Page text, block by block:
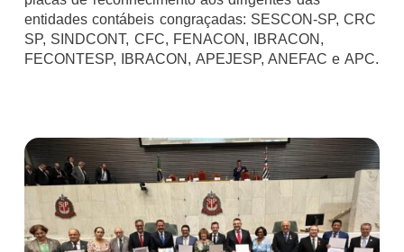
entidades contábeis congraçadas: SESCON-SP, CRC
SP, SINDCONT, CFC, FENACON, IBRACON,
FECONTESP, IBRACON, APEJESP, ANEFAC e APC.